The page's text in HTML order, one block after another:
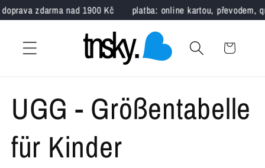
Direkt
zumzdarma nad 1900 Kč platba: online kartou, převodem,
Warenkorb
UGG - Größentabelle
für Kinder